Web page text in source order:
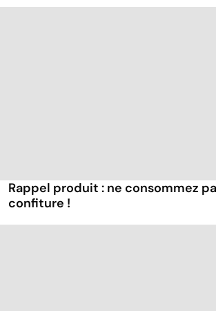
Rappel produit : ne consommez
confiture !